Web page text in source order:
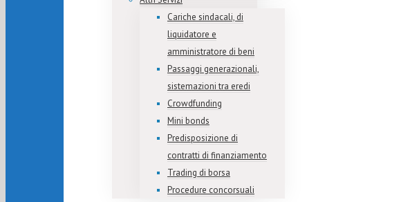
Cariche sindacali, di
liquidatore e
amministratore di beni
Passaggi generazionali,
sistemazioni tra eredi
Crowdfunding
Mini bonds
Predisposizione di
contratti di finanziamento
Trading di borsa
Procedure concorsuali